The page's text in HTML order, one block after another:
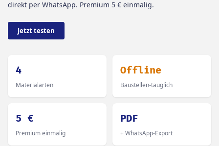
direkt per WhatsApp. Premium 5 € einmalig.
Jetzt testen
4
Materialarten
Offline
Baustellen-tauglich
5 €
Premium einmalig
PDF
+ WhatsApp-Export